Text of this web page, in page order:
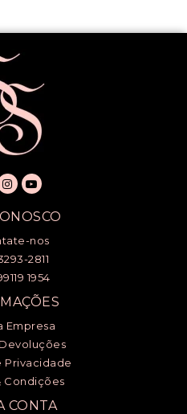
nos
2811
1954
Empresa
Privacidade
Condições
CONTA